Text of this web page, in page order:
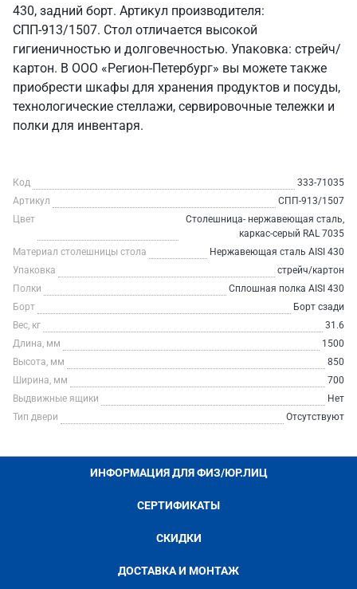
430, задний борт. Артикул производителя:
СПП-913/1507. Стол отличается высокой
гигиеничностью и долговечностью. Упаковка: стрейч/
картон. В ООО «Регион-Петербург» вы можете также
приобрести шкафы для хранения продуктов и посуды,
технологические стеллажи, сервировочные тележки и
полки для инвентаря.
Код
333-71035
Артикул
СПП-913/1507
Цвет
Столешница- нержавеющая сталь,
каркас-серый RAL 7035
Материал столешницы стола
Нержавеющая сталь AISI 430
Упаковка
стрейч/картон
Полки
Сплошная полка AISI 430
Борт
Борт сзади
Вес, кг
31.6
Длина, мм
1500
Высота, мм
850
Ширина, мм
700
Выдвижные ящики
Нет
Тип двери
Отсутствуют
ИНФОРМАЦИЯ ДЛЯ ФИЗ/ЮР.ЛИЦ
СЕРТИФИКАТЫ
СКИДКИ
ДОСТАВКА И МОНТАЖ